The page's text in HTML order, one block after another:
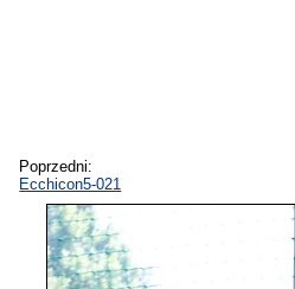
Poprzedni:
Ecchicon5-021